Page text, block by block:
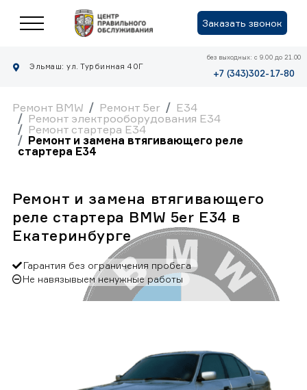
Заказать звонок
Эльмаш: ул. Турбинная 40Г
без выходных: с 9.00 до 21.00
+7 (343)302-17-80
Ремонт BMW Ремонт 5er
E34
Ремонт электрооборудования E34
Ремонт стартера E34
Ремонт и замена втягивающего реле
стартера E34
Ремонт и замена втягивающего
реле стартера BMW 5er E34 в
Екатеринбурге
Гарантия без ограничения пробега
Не навязывыем ненужные работы